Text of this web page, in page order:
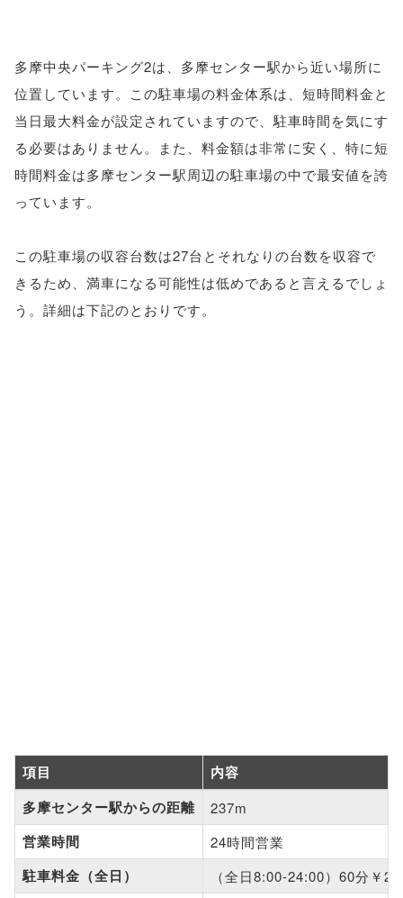
多摩中央パーキング2は、多摩センター駅から近い場所に
位置しています。この駐車場の料金体系は、短時間料金と
当日最大料金が設定されていますので、駐車時間を気にす
る必要はありません。また、料金額は非常に安く、特に短
時間料金は多摩センター駅周辺の駐車場の中で最安値を誇
っています。
この駐車場の収容台数は27台とそれなりの台数を収容で
きるため、満車になる可能性は低めであると言えるでしょ
う。詳細は下記のとおりです。
項目
内容
多摩センター駅からの距離
237m
営業時間 24時間営業
駐車料金（全日） （全日8:00-24:00）60分￥